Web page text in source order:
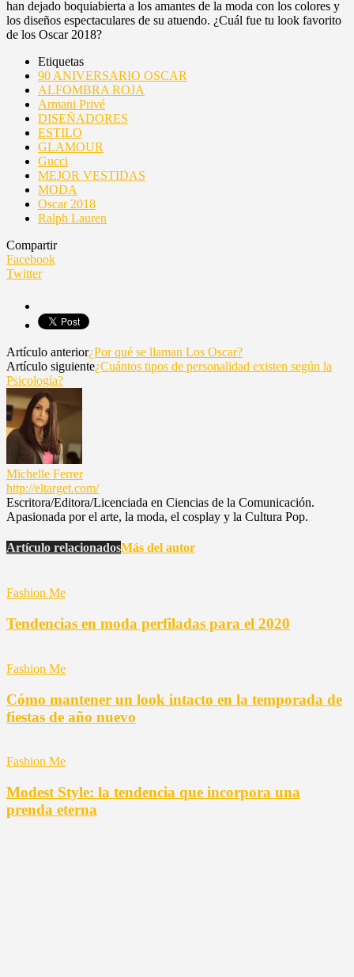
han dejado boquiabierta a los amantes de la moda con los colores y
los diseños espectaculares de su atuendo. ¿Cuál fue tu look favorito
de los Oscar 2018?
Etiquetas
90 ANIVERSARIO OSCAR
ALFOMBRA ROJA
Armani Privé
DISEÑADORES
ESTILO
GLAMOUR
Gucci
MEJOR VESTIDAS
MODA
Oscar 2018
Ralph Lauren
Compartir
Facebook
Twitter
Artículo anterior¿Por qué se llaman Los Oscar?
Artículo siguiente¿Cuántos tipos de personalidad existen según la
Psicología?
Michelle Ferrer
http://eltarget.com/
Escritora/Editora/Licenciada en Ciencias de la Comunicación.
Apasionada por el arte, la moda, el cosplay y la Cultura Pop.
Artículo relacionadosMás del autor
Fashion Me
Tendencias en moda perfiladas para el 2020
Fashion Me
Cómo mantener un look intacto en la temporada de
fiestas de año nuevo
Fashion Me
Modest Style: la tendencia que incorpora una
prenda eterna